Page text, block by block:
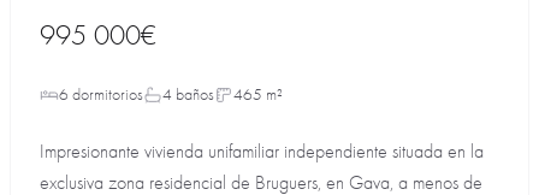
995 000€
6 dormitorios 4 baños 465 m²
Impresionante vivienda unifamiliar independiente situada en la
exclusiva zona residencial de Bruguers, en Gava, a menos de